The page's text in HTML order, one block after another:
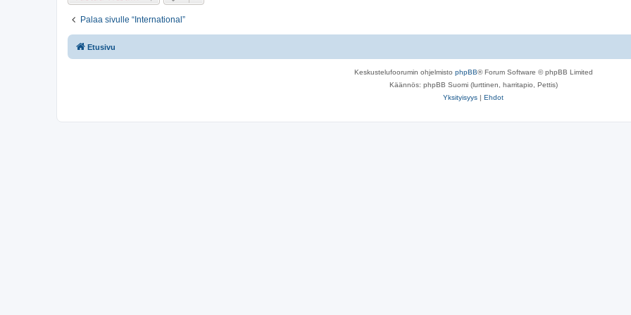
Palaa sivulle “International”
Etusivu
Keskustelufoorumin ohjelmisto phpBB® Forum Software © phpBB Limited
Käännös: phpBB Suomi (lurttinen, harritapio, Pettis)
Yksityisyys | Ehdot